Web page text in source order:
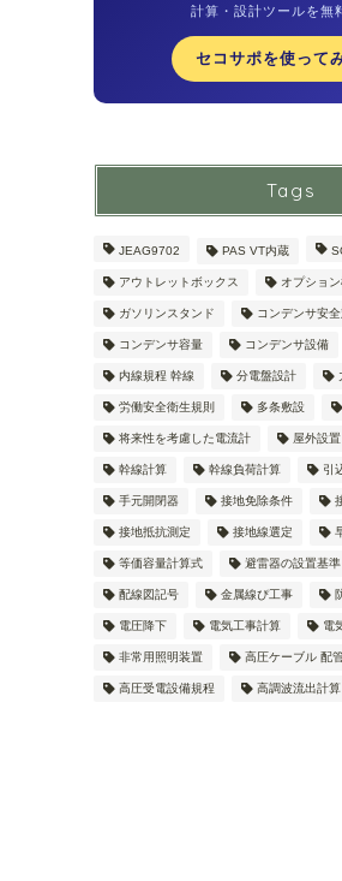
計算・設計ツールを無
セコサポを使って
Tags
JEAG9702 PAS VT内蔵
アウトレットボックス オプショ
ガソリンスタンド コンデンサ安
コンデンサ容量 コンデンサ設備
内線規程 幹線 分電盤設計
労働安全衛生規則 多条敷設
将来性を考慮した電流計 屋外設置
幹線計算 幹線負荷計算 引
手元開閉器 接地免除条件
接地抵抗測定 接地線選定
等価容量計算式 避雷器の設置基準
配線図記号 金属線ぴ工事
電圧降下 電気工事計算 電
非常用照明装置 高圧ケーブル 配
高圧受電設備規程 高調波流出計算